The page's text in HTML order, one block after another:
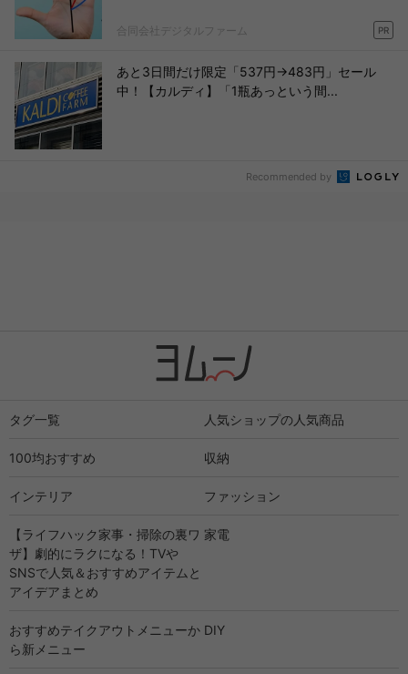
合同会社デジタルファーム PR
あと3日間だけ限定「537円→483円」セール
中！【カルディ】「1瓶あっという間...
Recommended by
タグ一覧 人気ショップの人気商品
100均おすすめ 収納
インテリア ファッション
【ライフハック家事・掃除の裏ワ
ザ】劇的にラクになる！TVや
SNSで人気＆おすすめアイテムと
アイデアまとめ
家電
おすすめテイクアウトメニューか
ら新メニュー
DIY